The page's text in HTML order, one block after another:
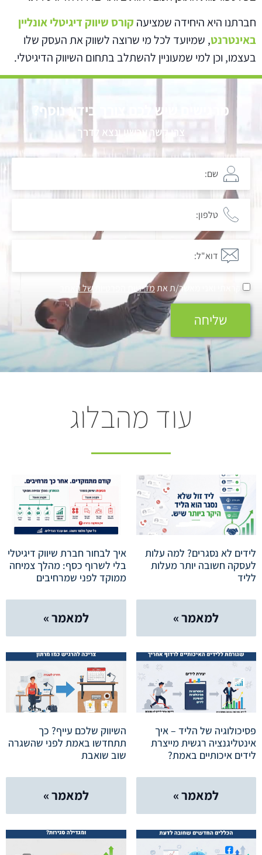
חברתנו היא היחידה שמציעה קורס שיווק דיגיטלי אונליין
באינטרנט, שמיועד לכל מי שרוצה לשווק את העסק שלו
בעצמו, וכן למי שמעוניין להשתלב בתחום השיווק הדיגיטלי.
מרגישים שיש לכם צורך בידע נוסף?
צרו קשר עכשיו ונצא לדרך
קראתי ואני מאשר/ת אתמדיניות הפרטיות של האתר
שליחה
עוד מהבלוג
לידים לא נסגרים? למה עלות
לעסקה חשובה יותר מעלות
לליד
למאמר »
איך לבחור חברת שיווק דיגיטלי
בלי לשרוף כסף: מהלך צמיחה
ממוקד לפני שמרחיבים
למאמר »
פסיכולוגיה של הליד – איך
אינטליגנציה רגשית מייצרת
לידים איכותיים באמת?
למאמר »
השיווק שלכם עייף? כך
תתחדשו באמת לפני שהשגרה
שוב שואבת
למאמר »